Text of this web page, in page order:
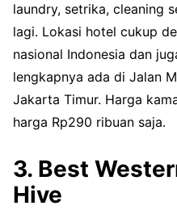
laundry, setrika, cleaning
lagi. Lokasi hotel cukup
nasional Indonesia dan
lengkapnya ada di Jalan
Jakarta Timur. Harga
harga Rp290 ribuan saja.
3. Best
Hive